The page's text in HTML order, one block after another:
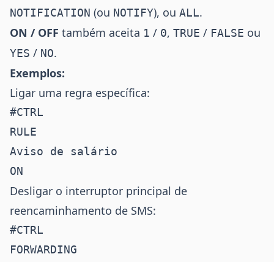
NOTIFICATION (ou NOTIFY), ou ALL.
ON / OFF também aceita 1 / 0, TRUE / FALSE ou
YES / NO.
Exemplos:
Ligar uma regra específica:
#CTRL
RULE
Aviso de salário
Desligar o interruptor principal de
reencaminhamento de SMS:
#CTRL
FORWARDING